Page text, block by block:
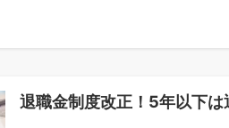
退職金制度改正！5年以下は